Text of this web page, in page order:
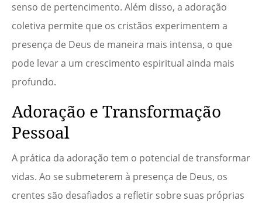
senso de pertencimento. Além disso, a adoração
coletiva permite que os cristãos experimentem a
presença de Deus de maneira mais intensa, o que
pode levar a um crescimento espiritual ainda mais
profundo.
Adoração e Transformação
Pessoal
A prática da adoração tem o potencial de transformar
vidas. Ao se submeterem à presença de Deus, os
crentes são desafiados a refletir sobre suas próprias